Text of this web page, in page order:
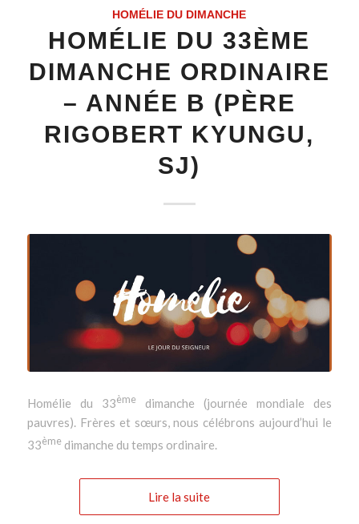
HOMÉLIE DU DIMANCHE
HOMÉLIE DU 33ÈME
DIMANCHE ORDINAIRE
– ANNÉE B (PÈRE
RIGOBERT KYUNGU,
SJ)
Homélie du 33èmedimanche (journée mondiale des
pauvres). Frères et sœurs, nous célébrons aujourd’hui le
33èmedimanche du temps ordinaire.
Lire la suite